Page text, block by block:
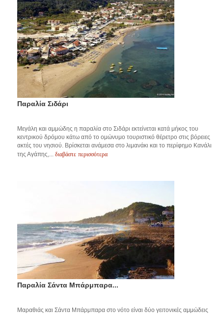
Παραλία Σιδάρι
Μεγάλη και αμμώδης η παραλία στο Σιδάρι εκτείνεται κατά μήκος του
κεντρικού δρόμου κάτω από το ομώνυμο τουριστικό θέρετρο στις βόρειες
ακτές του νησιού. Βρίσκεται ανάμεσα στο λιμανάκι και το περίφημο Κανάλι
της Αγάπης,... διαβάστε περισσότερα
Παραλία Σάντα Μπάρμπαρα...
Μαραθιάς και Σάντα Μπάρμπαρα στο νότο είναι δύο γειτονικές αμμώδεις